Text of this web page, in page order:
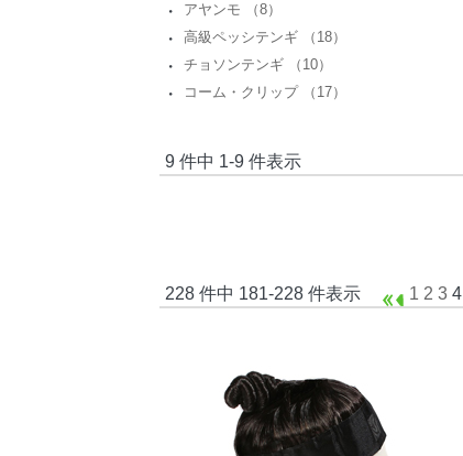
・ アヤンモ （8）
・ 高級ペッシテンギ （18）
・ チョソンテンギ （10）
・ コーム・クリップ （17）
9 件中 1-9 件表示
228 件中 181-228 件表示 1 2 3 4